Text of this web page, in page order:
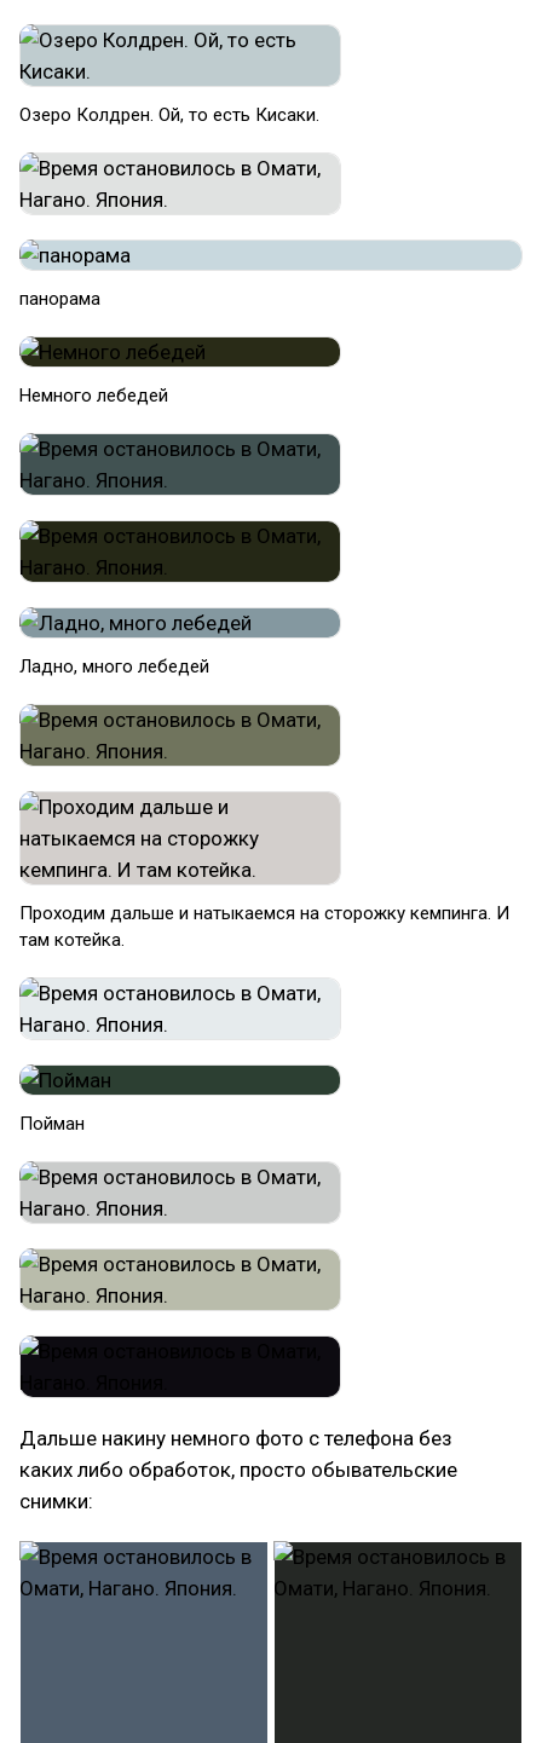
Озеро Колдрен. Ой, то есть Кисаки.
панорама
Немного лебедей
Ладно, много лебедей
Проходим дальше и натыкаемся на сторожку кемпинга. И
там котейка.
Пойман
Дальше накину немного фото с телефона без
каких либо обработок, просто обывательские
снимки: